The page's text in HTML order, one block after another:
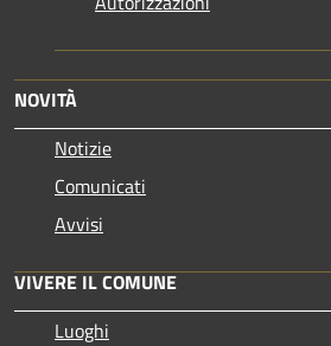
NOVITÀ
Notizie
Comunicati
Avvisi
VIVERE IL COMUNE
Luoghi